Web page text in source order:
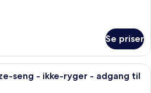
Se priser
Et moderne hotelværelse med en
seng - ikke-ryger - adgang til